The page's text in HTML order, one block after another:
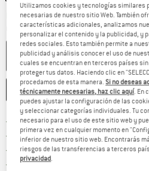
Plazo de entrega: 5-7 días laborablesEl
Cantidad:
GUARDAR
Porte pagado a partir de 69 €
Derecho de devolución de 100
> 4 000 000 clientes
Todos los artículos se
Utilizamos cookies y tecnologías similares
necesarias de nuestro sitio Web. También
características adicionales, analizamos
personalizar el contenido y la publicidad, y
redes sociales. Esto también permite a
publicidad y análisis conocer el uso de
cuales se encuentran en terceros países
proteger tus datos. Haciendo clic en
procedamos de esta manera.Si no deseas
técnicamente necesarias, haz clic aquí. En
puedes ajustar la configuración de las
y seleccionar categorías individuales. Tu
necesario para el uso de este sitio web y
primera vez en cualquier momento en
inferior de nuestro sitio web. Encontrarás
riesgos de las transferencias a terceros
privacidad